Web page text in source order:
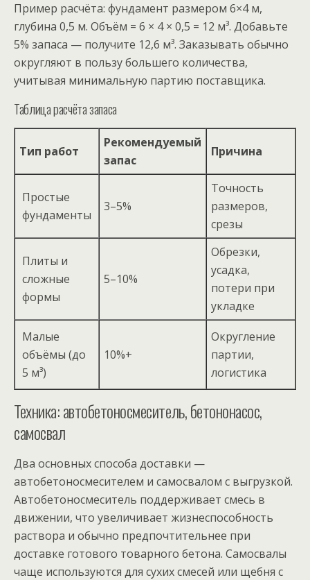
Пример расчёта: фундамент размером 6×4 м,
глубина 0,5 м. Объём = 6 × 4 × 0,5 = 12 м³. Добавьте
5% запаса — получите 12,6 м³. Заказывать обычно
округляют в пользу большего количества,
учитывая минимальную партию поставщика.
Таблица расчёта запаса
Тип работ
Рекомендуемый
запас
Причина
Простые
фундаменты
3–5%
Точность
размеров,
срезы
Плиты и
сложные
формы
5–10%
Обрезки,
усадка,
потери при
укладке
Малые
объёмы (до
5 м³)
10%+
Округление
партии,
логистика
Техника: автобетоносмеситель, бетононасос,
самосвал
Два основных способа доставки —
автобетоносмесителем и самосвалом с выгрузкой.
Автобетоносмеситель поддерживает смесь в
движении, что увеличивает жизнеспособность
раствора и обычно предпочтительнее при
доставке готового товарного бетона. Самосвалы
чаще используются для сухих смесей или щебня с